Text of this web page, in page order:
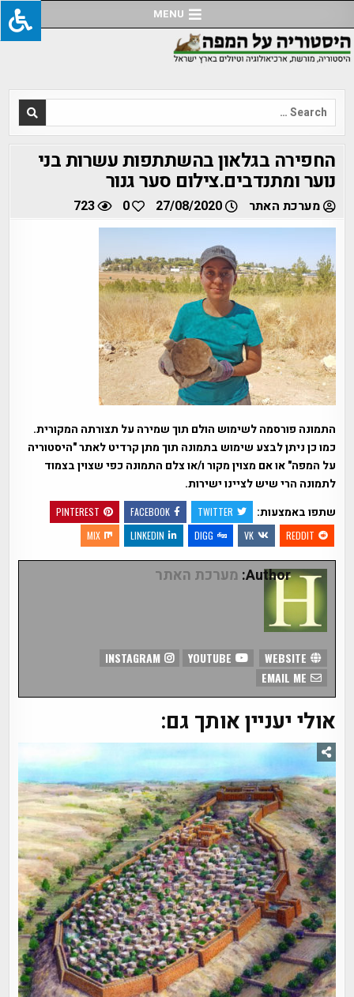
to
content
MENU
Search
for:
החפירה בגלאון בהשתתפות עשרות בני
נוער ומתנדבים.צילום סער גנור
מערכת האתר 27/08/2020
0
723
התמונה פורסמה לשימוש הולם תוך שמירה על תצורתה המקורית.
כמו כן ניתן לבצע שימוש בתמונה תוך מתן קרדיט לאתר "היסטוריה
על המפה" או אם מצוין מקור ו/או צלם התמונה כפי שצוין בצמוד
לתמונה הרי שיש לציינו ישירות.
שתפו באמצעות:
TWITTER
FACEBOOK
PINTEREST
REDDIT
VK
DIGG
LINKEDIN
MIX
Author: מערכת האתר
INSTAGRAM
אולי יעניין אותך גם: